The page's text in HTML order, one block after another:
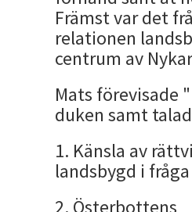
Främst var det
relationen
centrum av
Mats förevisade
duken samt
1. Känsla av
landsbygd i
2. Österbottens